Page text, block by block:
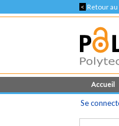
< Retour
Accueil
Se